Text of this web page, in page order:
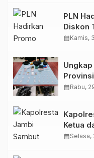
PLN
Diskon
GIIAS
calendar_monthKamis,
calendar_monthRabu,
Ketua
Perkuat
calendar_monthSelasa,